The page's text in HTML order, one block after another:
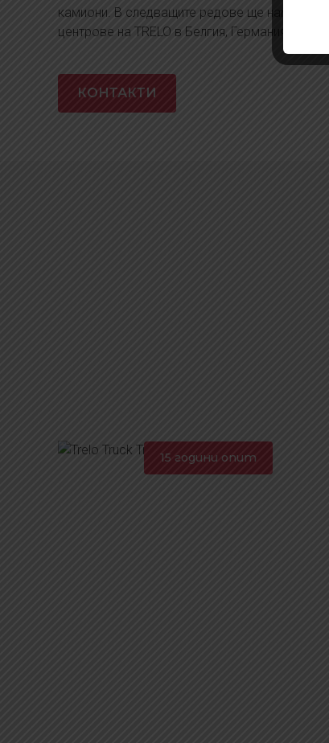
камиони. В следващите редове ще намерите
центрове на TRELO в Белгия, Германия,
КОНТАКТИ
15 години опит